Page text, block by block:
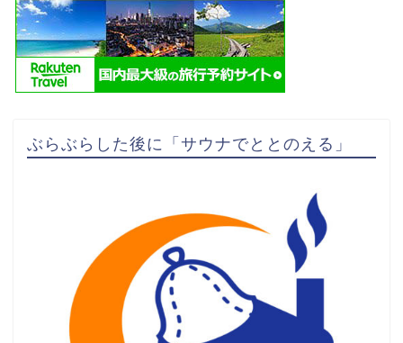
ぶらぶらした後に「サウナでととのえる」